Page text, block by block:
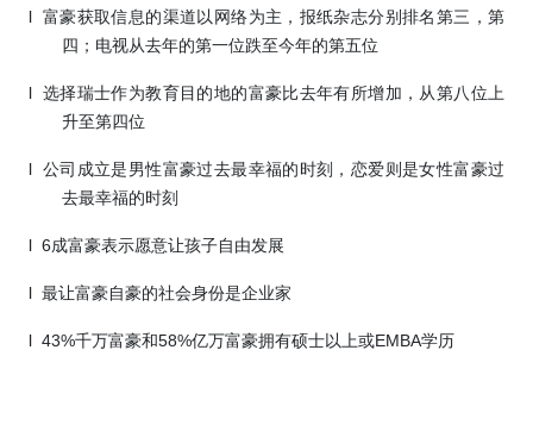
l 富豪获取信息的渠道以网络为主，报纸杂志分别排名第三，第
四；电视从去年的第一位跌至今年的第五位
l 选择瑞士作为教育目的地的富豪比去年有所增加，从第八位上
升至第四位
l 公司成立是男性富豪过去最幸福的时刻，恋爱则是女性富豪过
去最幸福的时刻
l 6成富豪表示愿意让孩子自由发展
l 最让富豪自豪的社会身份是企业家
l 43%千万富豪和58%亿万富豪拥有硕士以上或EMBA学历